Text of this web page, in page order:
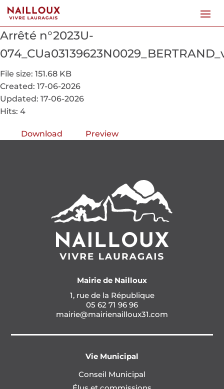
Arrêté n°2023U-
File size: 151.68 KB
Created: 17-06-2026
Updated: 17-06-2026
Hits: 4
Download Preview
Mairie de Nailloux
1, rue de la République
05 62 71 96 96
mairie@mairienailloux31.com
Vie Municipal
Conseil Municipal